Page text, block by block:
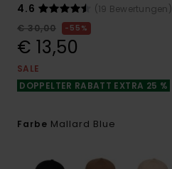
4.6
(19 Bewertungen)
€ 30,00
55%
€ 13,50
SALE
DOPPELTER RABATT EXTRA 25 %
Farbe Mallard Blue